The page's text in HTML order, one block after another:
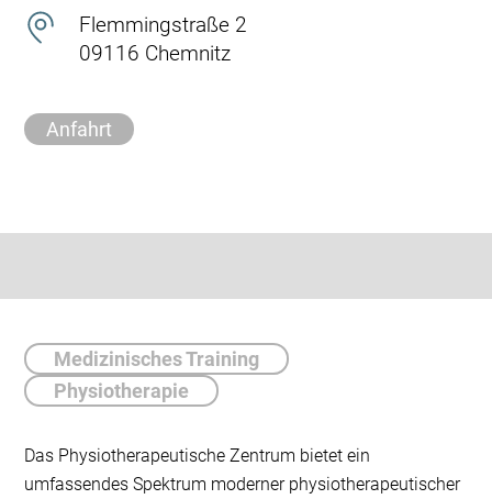
Flemmingstraße 2
09116 Chemnitz
Anfahrt
Medizinisches Training
Physiotherapie
Das Physiotherapeutische Zentrum bietet ein
umfassendes Spektrum moderner physiotherapeutischer